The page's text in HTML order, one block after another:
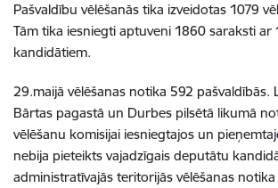
Pašvaldību vēlēšanās tika izveidotas 1079
Tām tika iesniegti aptuveni 1860 saraksti ar
kandidātiem.
29.maijā vēlēšanas notika 592 pašvaldībās.
Bārtas pagastā un Durbes pilsētā likumā
vēlēšanu komisijai iesniegtajos un
nebija pieteikts vajadzīgais deputātu
administratīvajās teritorijās vēlēšanas